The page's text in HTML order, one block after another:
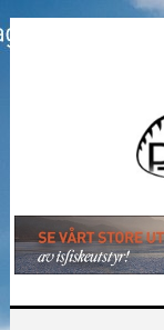
Hopp
til
Hopp
til
Hopp
til